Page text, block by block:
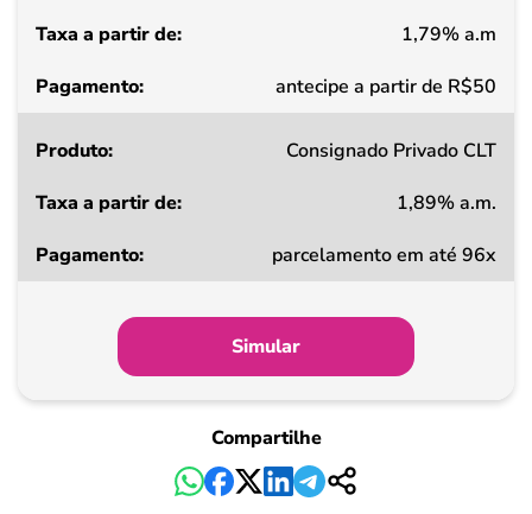
Pagamento
1,79% a.m
antecipe a partir de R$50
Consignado Privado CLT
1,89% a.m.
parcelamento em até 96x
Simular
Compartilhe